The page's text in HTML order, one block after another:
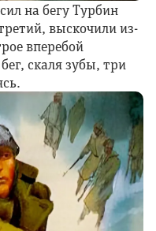
на бегу Турбин
выскочили из-
вперебой
скаля зубы, три